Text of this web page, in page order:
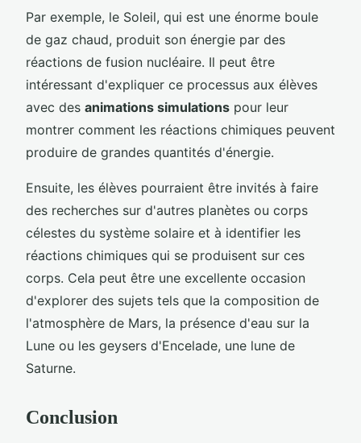
Par exemple, le Soleil, qui est une énorme boule
de gaz chaud, produit son énergie par des
réactions de fusion nucléaire. Il peut être
intéressant d'expliquer ce processus aux élèves
avec des animations simulations pour leur
montrer comment les réactions chimiques peuvent
produire de grandes quantités d'énergie.
Ensuite, les élèves pourraient être invités à faire
des recherches sur d'autres planètes ou corps
célestes du système solaire et à identifier les
réactions chimiques qui se produisent sur ces
corps. Cela peut être une excellente occasion
d'explorer des sujets tels que la composition de
l'atmosphère de Mars, la présence d'eau sur la
Lune ou les geysers d'Encelade, une lune de
Saturne.
Conclusion